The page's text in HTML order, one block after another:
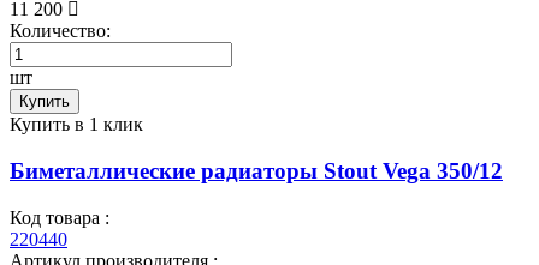
11 200
Количество:
шт
Купить
Купить в 1 клик
Биметаллические радиаторы Stout Vega 350/12
Код товара :
220440
Артикул производителя :